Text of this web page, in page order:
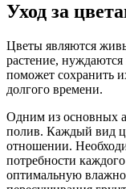
Уход за
Цветы являются
растение,
поможет сохранить
долгого времени.
Одним из основных
полив. Каждый вид
отношении.
потребности
оптимальную